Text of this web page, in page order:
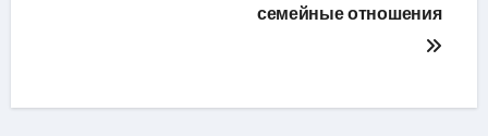
семейные отношения